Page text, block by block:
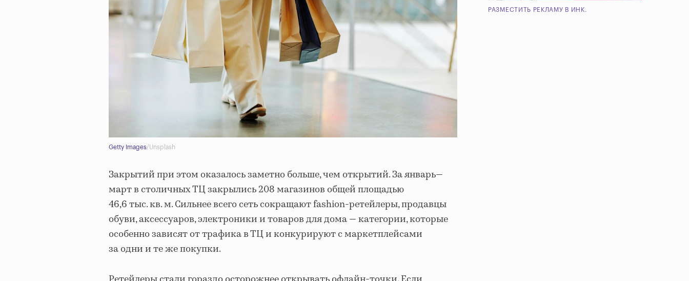
Getty Images/Unsplash
Закрытий при этом оказалось заметно больше, чем открытий. За январь—
март в столичных ТЦ закрылись 208 магазинов общей площадью
46,6 тыс. кв. м. Сильнее всего сеть сокращают fashion-ретейлеры, продавцы
обуви, аксессуаров, электроники и товаров для дома — категории, которые
особенно зависят от трафика в ТЦ и конкурируют с маркетплейсами
за одни и те же покупки.
РАЗМЕСТИТЬ РЕКЛАМУ В ИНК.